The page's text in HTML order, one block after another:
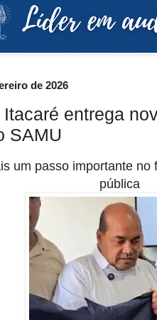
de 2026
entrega
SAMU
um passo importante
pública